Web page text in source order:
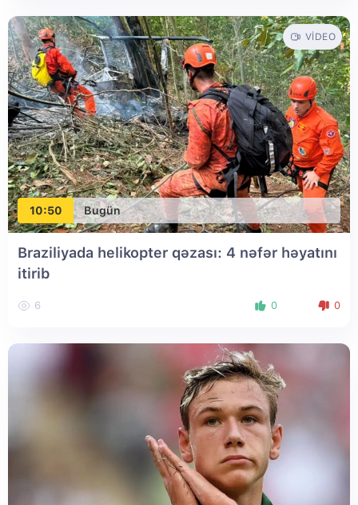
10:50 Bugün
VIDEO
Braziliyada helikopter qəzası: 4 nəfər həyatını
itirib
6 0 0